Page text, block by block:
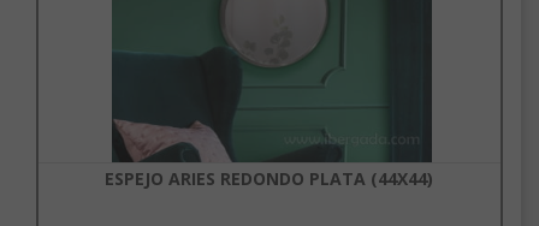
ESPEJO ARIES REDONDO PLATA (44X44)